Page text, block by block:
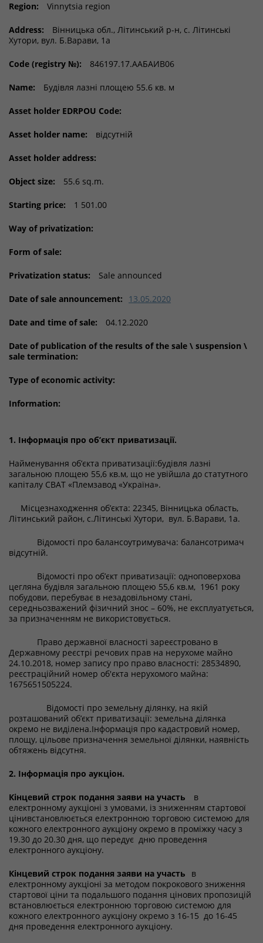
Region: Vinnytsia region
Address:
Вінницька обл., Літинський р-н, с. Літинські
Хутори, вул. Б.Варави, 1а
Code (registry №): 846197.17.ААБАИВ06
Name: Будівля лазні площею 55.6 кв. м
Asset holder EDRPOU Code:
Asset holder name: відсутній
Asset holder address:
Object size: 55.6 sq.m.
Starting price: 1 501.00
Way of privatization:
Form of sale:
Privatization status: Sale announced
Date of sale announcement: 13.05.2020
Date and time of sale: 04.12.2020
Date of publication of the results of the sale \ suspension \
sale termination:
Type of economic activity:
Information:
1. Інформація про об’єкт приватизації.
Найменування об’єкта приватизації:будівля лазні
загальною площею 55,6 кв.м, що не увійшла до статутного
капіталу СВАТ «Племзавод «Україна».
Місцезнаходження об’єкта: 22345, Вінницька область,
Літинський район, с.Літинські Хутори, вул. Б.Варави, 1а.
Відомості про балансоутримувача: балансотримач
відсутній.
Відомості про об’єкт приватизації: одноповерхова
цегляна будівля загальною площею 55,6 кв.м, 1961 року
побудови, перебуває в незадовільному стані,
середньозважений фізичний знос – 60%, не експлуатується,
за призначенням не використовується.
Право державної власності зареєстровано в
Державному реєстрі речових прав на нерухоме майно
24.10.2018, номер запису про право власності: 28534890,
реєстраційний номер об′єкта нерухомого майна:
1675651505224.
Відомості про земельну ділянку, на якій
розташований об’єкт приватизації: земельна ділянка
окремо не виділена.Інформація про кадастровий номер,
площу, цільове призначення земельної ділянки, наявність
обтяжень відсутня.
2. Інформація про аукціон.
Кінцевий строк подання заяви на участь
в
електронному аукціоні з умовами, із зниженням стартової
цінивстановлюється електронною торговою системою для
кожного електронного аукціону окремо в проміжку часу з
19.30 до 20.30 дня, що передує дню проведення
електронного аукціону.
Кінцевий строк подання заяви на участь
в
електронному аукціоні за методом покрокового зниження
стартової ціни та подальшого подання цінових пропозицій
встановлюється електронною торговою системою для
кожного електронного аукціону окремо з 16-15 до 16-45
дня проведення електронного аукціону.